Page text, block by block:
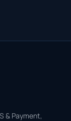
& Payment,